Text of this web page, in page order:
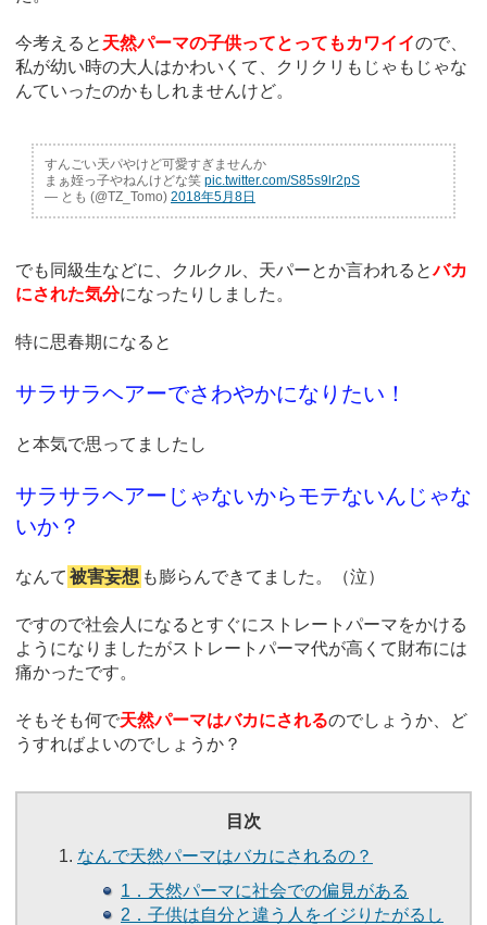
今考えると 天然パーマの子供ってとってもカワイイので、
私が幼い時の大人はかわいくて、クリクリもじゃもじゃな
んていったのかもしれませんけど。
すんごい天パやけど可愛すぎませんか
まぁ姪っ子やねんけどな笑 pic.twitter.com/S85s9lr2pS
— とも (@TZ_Tomo) 2018年5月8日
でも同級生などに、クルクル、天パーとか言われるとバカ
にされた気分になったりしました。
特に思春期になると
サラサラヘアーでさわやかになりたい！
と本気で思ってましたし
サラサラヘアーじゃないからモテないんじゃな
いか？
なんて 被害妄想 も膨らんできてました。（泣）
ですので社会人になるとすぐにストレートパーマをかける
ようになりましたがストレートパーマ代が高くて財布には
痛かったです。
そもそも何で天然パーマはバカにされるのでしょうか、ど
うすればよいのでしょうか？
目次
なんで天然パーマはバカにされるの？
1．天然パーマに社会での偏見がある
2．子供は自分と違う人をイジりたがるし